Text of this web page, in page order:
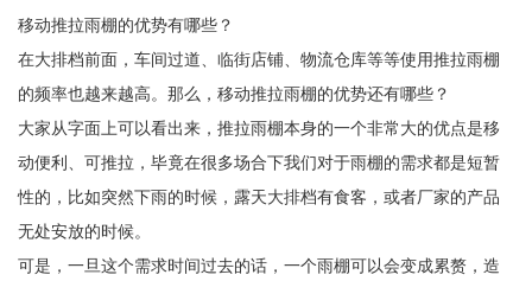
移动推拉雨棚的优势有哪些？
在大排档前面，车间过道、临街店铺、物流仓库等等使用推拉雨棚
的频率也越来越高。那么，移动推拉雨棚的优势还有哪些？
大家从字面上可以看出来，推拉雨棚本身的一个非常大的优点是移
动便利、可推拉，毕竟在很多场合下我们对于雨棚的需求都是短暂
性的，比如突然下雨的时候，露天大排档有食客，或者厂家的产品
无处安放的时候。
可是，一旦这个需求时间过去的话，一个雨棚可以会变成累赘，造